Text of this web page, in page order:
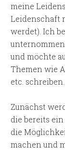
meine
Leidenschaft
werdet). Ich
und möchte
Themen wie
etc. schreiben.
Zunächst
die bereits
die
machen und